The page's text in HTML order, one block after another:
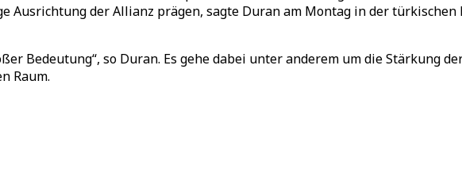
Ausrichtung der Allianz prägen, sagte Duran am Montag in der
Bedeutung“, so Duran. Es gehe dabei unter anderem um die Stärkung
Raum.